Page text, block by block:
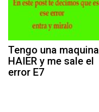
Tengo una maquina
HAIER y me sale el
error E7